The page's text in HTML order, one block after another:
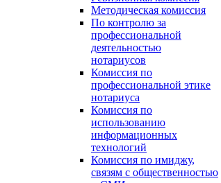
Методическая комиссия
По контролю за
профессиональной
деятельностью
нотариусов
Комиссия по
профессиональной этике
нотариуса
Комиссия по
использованию
информационных
технологий
Комиссия по имиджу,
связям с общественностью